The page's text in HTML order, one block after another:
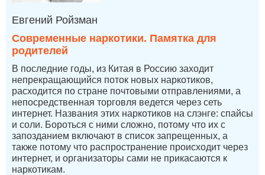
Евгений Ройзман
Современные наркотики. Памятка для
родителей
В последние годы, из Китая в Россию заходит
непрекращающийся поток новых наркотиков,
расходится по стране почтовыми отправлениями, а
непосредственная торговля ведется через сеть
интернет. Названия этих наркотиков на слэнге: спайсы
и соли. Бороться с ними сложно, потому что их с
запозданием включают в список запрещенных, а
также потому что распространение происходит через
интернет, и организаторы сами не прикасаются к
наркотикам.